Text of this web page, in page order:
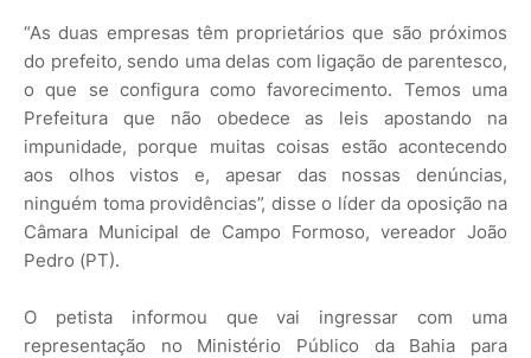
“As duas empresas têm proprietários que são próximos
do prefeito, sendo uma delas com ligação de parentesco,
o que se configura como favorecimento. Temos uma
Prefeitura que não obedece as leis apostando na
impunidade, porque muitas coisas estão acontecendo
aos olhos vistos e, apesar das nossas denúncias,
ninguém toma providências”, disse o líder da oposição na
Câmara Municipal de Campo Formoso, vereador João
Pedro (PT).
O petista informou que vai ingressar com uma
representação no Ministério Público da Bahia para